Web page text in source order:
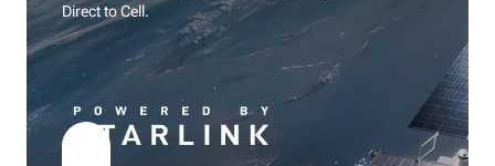
Direct to Cell.